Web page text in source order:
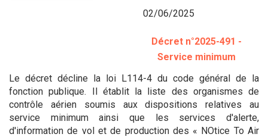
02/06/2025
Décret n°2025-491 -
Service minimum
Le décret décline la loi L114-4 du code général de la
fonction publique. Il établit la liste des organismes de
contrôle aérien soumis aux dispositions relatives au
service minimum ainsi que les services d'alerte,
d'information de vol et de production des « NOtice To Air